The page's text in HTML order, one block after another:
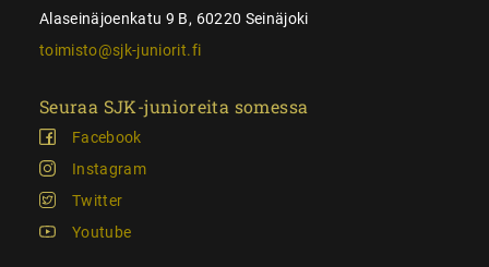
Alaseinäjoenkatu 9 B, 60220 Seinäjoki
toimisto@sjk-juniorit.fi
Seuraa SJK-junioreita somessa
Facebook
Instagram
Twitter
Youtube